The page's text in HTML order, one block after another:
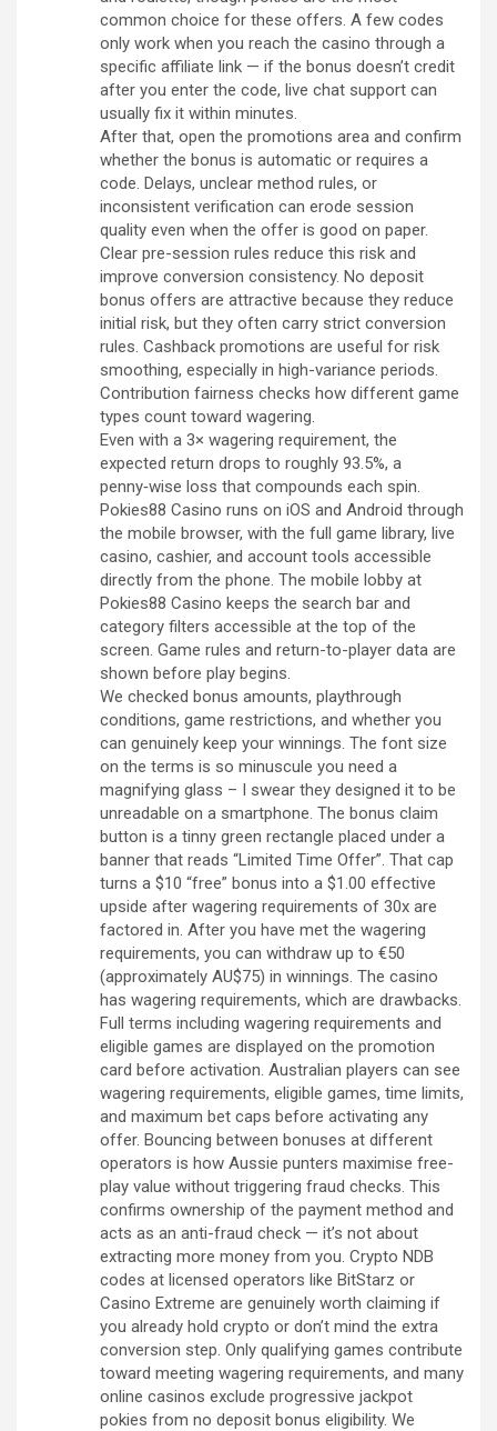
common choice for these offers. A few codes
only work when you reach the casino through a
specific affiliate link — if the bonus doesn’t credit
after you enter the code, live chat support can
usually fix it within minutes.
After that, open the promotions area and confirm
whether the bonus is automatic or requires a
code. Delays, unclear method rules, or
inconsistent verification can erode session
quality even when the offer is good on paper.
Clear pre-session rules reduce this risk and
improve conversion consistency. No deposit
bonus offers are attractive because they reduce
initial risk, but they often carry strict conversion
rules. Cashback promotions are useful for risk
smoothing, especially in high-variance periods.
Contribution fairness checks how different game
types count toward wagering.
Even with a 3× wagering requirement, the
expected return drops to roughly 93.5%, a
penny‑wise loss that compounds each spin.
Pokies88 Casino runs on iOS and Android through
the mobile browser, with the full game library, live
casino, cashier, and account tools accessible
directly from the phone. The mobile lobby at
Pokies88 Casino keeps the search bar and
category filters accessible at the top of the
screen. Game rules and return-to-player data are
shown before play begins.
We checked bonus amounts, playthrough
conditions, game restrictions, and whether you
can genuinely keep your winnings. The font size
on the terms is so minuscule you need a
magnifying glass – I swear they designed it to be
unreadable on a smartphone. The bonus claim
button is a tinny green rectangle placed under a
banner that reads “Limited Time Offer”. That cap
turns a $10 “free” bonus into a $1.00 effective
upside after wagering requirements of 30x are
factored in. After you have met the wagering
requirements, you can withdraw up to €50
(approximately AU$75) in winnings. The casino
has wagering requirements, which are drawbacks.
Full terms including wagering requirements and
eligible games are displayed on the promotion
card before activation. Australian players can see
wagering requirements, eligible games, time limits,
and maximum bet caps before activating any
offer. Bouncing between bonuses at different
operators is how Aussie punters maximise free-
play value without triggering fraud checks. This
confirms ownership of the payment method and
acts as an anti-fraud check — it’s not about
extracting more money from you. Crypto NDB
codes at licensed operators like BitStarz or
Casino Extreme are genuinely worth claiming if
you already hold crypto or don’t mind the extra
conversion step. Only qualifying games contribute
toward meeting wagering requirements, and many
online casinos exclude progressive jackpot
pokies from no deposit bonus eligibility. We